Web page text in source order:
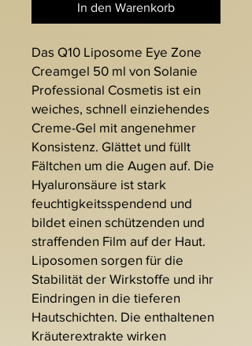
In den Warenkorb
Das Q10 Liposome Eye Zone
Creamgel 50 ml von Solanie
Professional Cosmetis ist ein
weiches, schnell einziehendes
Creme-Gel mit angenehmer
Konsistenz. Glättet und füllt
Fältchen um die Augen auf. Die
Hyaluronsäure ist stark
feuchtigkeitsspendend und
bildet einen schützenden und
straffenden Film auf der Haut.
Liposomen sorgen für die
Stabilität der Wirkstoffe und ihr
Eindringen in die tieferen
Hautschichten. Die enthaltenen
Kräuterextrakte wirken